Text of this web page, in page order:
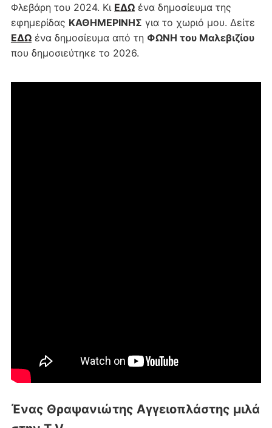
Φλεβάρη του 2024. Κι ΕΔΩένα δημοσίευμα της
εφημερίδας ΚΑΘΗΜΕΡΙΝΗΣ για το χωριό μου. Δείτε
ΕΔΩένα δημοσίευμα από τη ΦΩΝΗ του Μαλεβιζίου
που δημοσιεύτηκε το 2026.
Ένας Θραψανιώτης Αγγειοπλάστης μιλά